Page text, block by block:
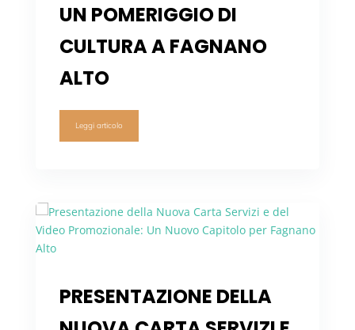
UN POMERIGGIO DI
CULTURA A FAGNANO
ALTO
Leggi articolo
PRESENTAZIONE DELLA